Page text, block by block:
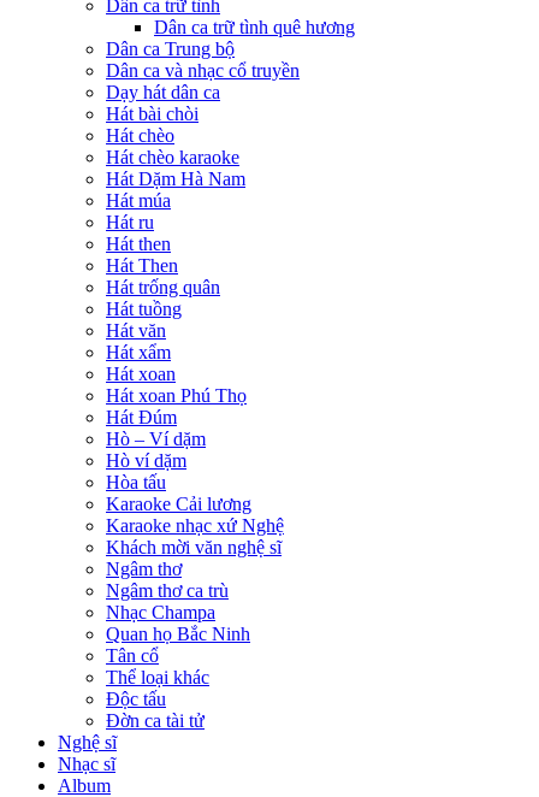
Dân ca trữ tình
Dân ca trữ tình quê hương
Dân ca Trung bộ
Dân ca và nhạc cổ truyền
Dạy hát dân ca
Hát bài chòi
Hát chèo
Hát chèo karaoke
Hát Dặm Hà Nam
Hát múa
Hát ru
Hát then
Hát Then
Hát trống quân
Hát tuồng
Hát văn
Hát xẩm
Hát xoan
Hát xoan Phú Thọ
Hát Đúm
Hò – Ví dặm
Hò ví dặm
Hòa tấu
Karaoke Cải lương
Karaoke nhạc xứ Nghệ
Khách mời văn nghệ sĩ
Ngâm thơ
Ngâm thơ ca trù
Nhạc Champa
Quan họ Bắc Ninh
Tân cổ
Thể loại khác
Độc tấu
Đờn ca tài tử
Nghệ sĩ
Nhạc sĩ
Album